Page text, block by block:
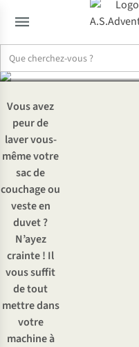
Vous avez
peur de
laver vous-
même votre
sac de
couchage ou
veste en
duvet ?
N’ayez
crainte ! Il
vous suffit
de tout
mettre dans
votre
machine à